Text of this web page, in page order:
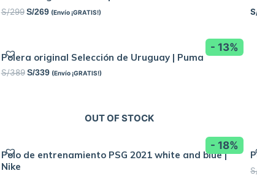
S/299 S/269 (Envío ¡GRATIS!)
- 13%
Polera original Selección de Uruguay | Puma
S/389 S/339 (Envío ¡GRATIS!)
- 18%
OUT OF STOCK
Polo de entrenamiento PSG 2021 white and blue |
Nike